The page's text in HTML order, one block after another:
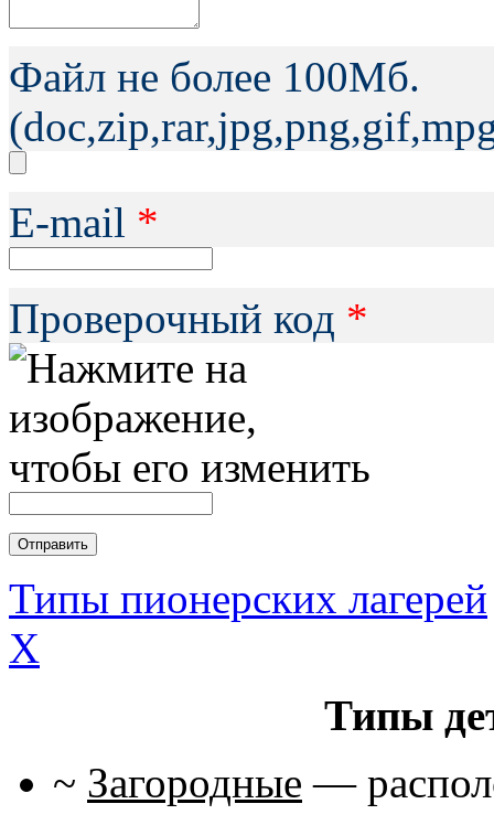
Файл не более 100Мб.
Е-mail *
Проверочный код *
Типы пионерских лагерей
X
Типы
~ Загородные —